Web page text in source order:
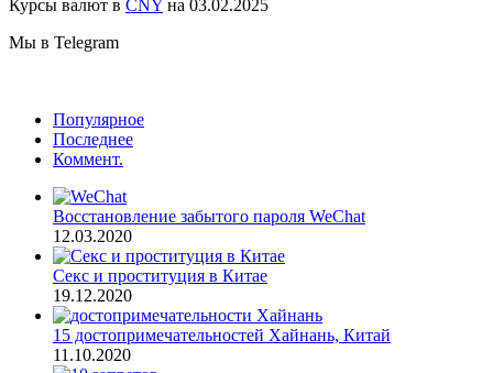
Курсы валют в CNY на 03.02.2025
Мы в Telegram
Популярное
Последнее
Коммент.
Восстановление забытого пароля WeChat
12.03.2020
Секс и проституция в Китае
19.12.2020
15 достопримечательностей Хайнань, Китай
11.10.2020